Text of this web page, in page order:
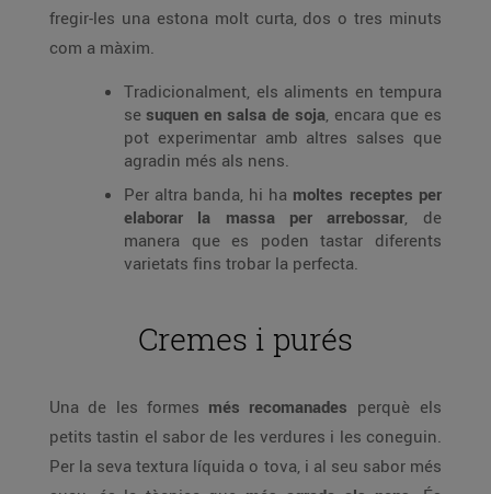
fregir-les una estona molt curta, dos o tres minuts
com a màxim.
Tradicionalment, els aliments en tempura
se suquen en salsa de soja, encara que es
pot experimentar amb altres salses que
agradin més als nens.
Per altra banda, hi ha moltes receptes per
elaborar la massa per arrebossar, de
manera que es poden tastar diferents
varietats fins trobar la perfecta.
Cremes i purés
Una de les formes més recomanades perquè els
petits tastin el sabor de les verdures i les coneguin.
Per la seva textura líquida o tova, i al seu sabor més